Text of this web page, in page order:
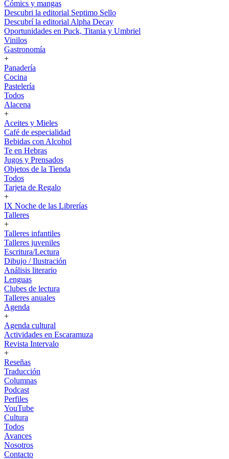
Cómics y mangas
Descubri la editorial Septimo Sello
Descubrí la editorial Alpha Decay
Oportunidades en Puck, Titania y Umbriel
Vinilos
Gastronomía
+
Panadería
Cocina
Pastelería
Todos
Alacena
+
Aceites y Mieles
Café de especialidad
Bebidas con Alcohol
Te en Hebras
Jugos y Prensados
Objetos de la Tienda
Todos
Tarjeta de Regalo
+
IX Noche de las Librerías
Talleres
+
Talleres infantiles
Talleres juveniles
Escritura/Lectura
Dibujo / Ilustración
Análisis literario
Lenguas
Clubes de lectura
Talleres anuales
Agenda
+
Agenda cultural
Actividades en Escaramuza
Revista Intervalo
+
Reseñas
Traducción
Columnas
Podcast
Perfiles
YouTube
Cultura
Todos
Avances
Nosotros
Contacto